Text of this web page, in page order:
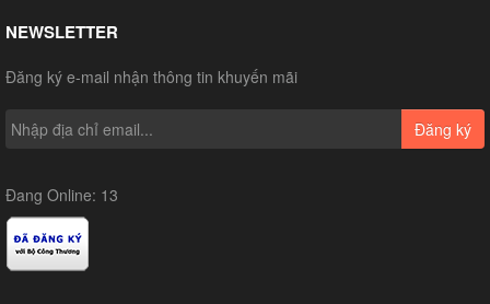
NEWSLETTER
Đăng ký e-mail nhận thông tin khuyến mãi
Đăng ký
Đang Online: 13